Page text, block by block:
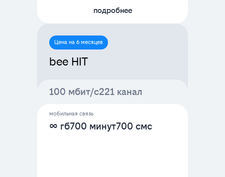
подробнее
Цена на 6 месяцев
bee HIT
100 мбит/с221 канал
мобильная связь
∞ гб700 минут700 смс